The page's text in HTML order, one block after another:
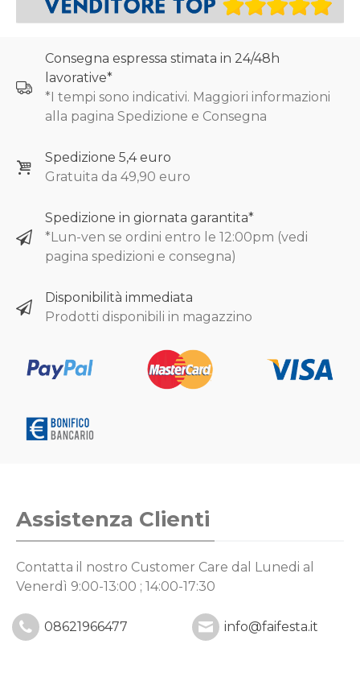
Consegna espressa stimata in 24/48h
lavorative*
*I tempi sono indicativi. Maggiori informazioni
alla pagina Spedizione e Consegna
Spedizione 5,4 euro
Gratuita da 49,90 euro
Spedizione in giornata garantita*
*Lun-ven se ordini entro le 12:00pm (vedi
pagina spedizioni e consegna)
Disponibilità immediata
Prodotti disponibili in magazzino
Assistenza Clienti
Contatta il nostro Customer Care dal Lunedi al
Venerdì 9:00-13:00 ; 14:00-17:30
08621966477 info@faifesta.it